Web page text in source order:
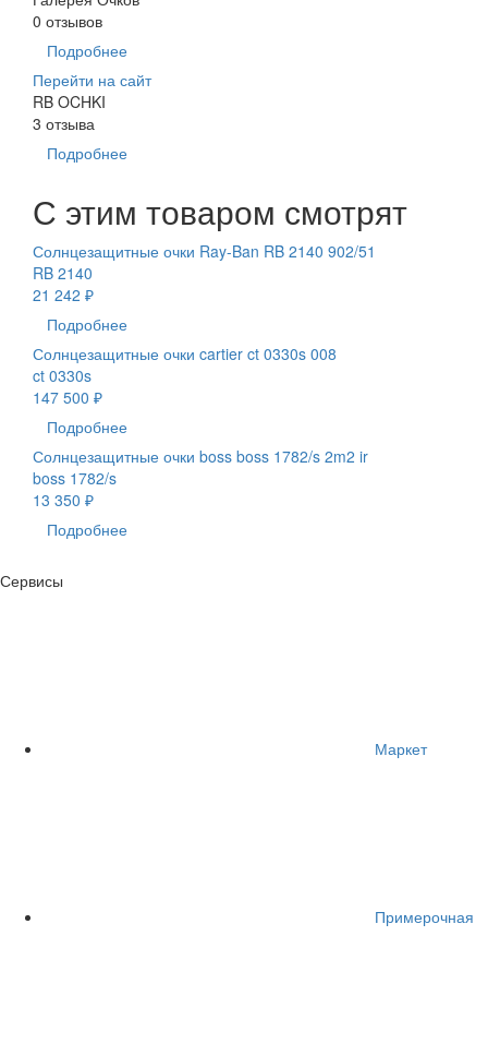
0 отзывов
Подробнее
Перейти на сайт
RB OCHKI
3 отзыва
Подробнее
С этим товаром смотрят
Солнцезащитные очки Ray-Ban RB 2140 902/51
RB 2140
21 242 ₽
Подробнее
Солнцезащитные очки cartier ct 0330s 008
ct 0330s
147 500 ₽
Подробнее
Солнцезащитные очки boss boss 1782/s 2m2 ir
boss 1782/s
13 350 ₽
Подробнее
Сервисы
Маркет
Примерочная